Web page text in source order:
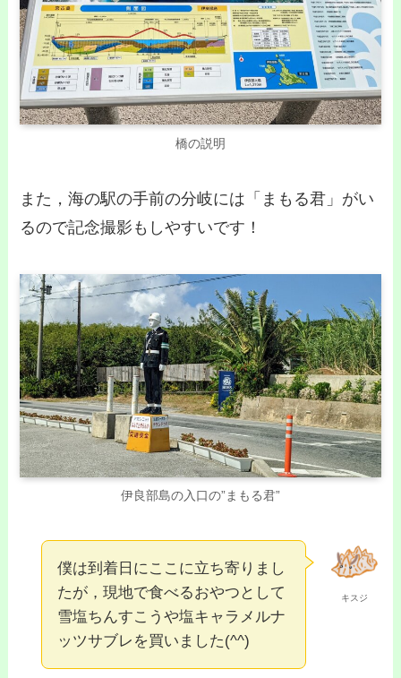
橋の説明
また，海の駅の手前の分岐には「まもる君」がい
るので記念撮影もしやすいです！
伊良部島の入口の”まもる君”
キスジ
僕は到着日にここに立ち寄りまし
たが，現地で食べるおやつとして
雪塩ちんすこうや塩キャラメルナ
ッツサブレを買いました(^^)